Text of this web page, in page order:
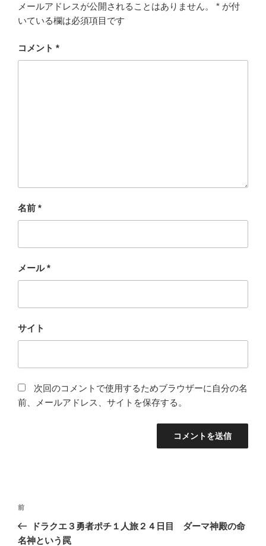
メールアドレスが公開されることはありません。 * が付
いている欄は必須項目です
コメント *
名前 *
メール*
サイト
次回のコメントで使用するためブラウザーに自分の名
前、メールアドレス、サイトを保存する。
投
ナ
過
去
の
前
ドラクエ３勇者ポチ１人旅２４日目 ダーマ神殿の命
名神という罠